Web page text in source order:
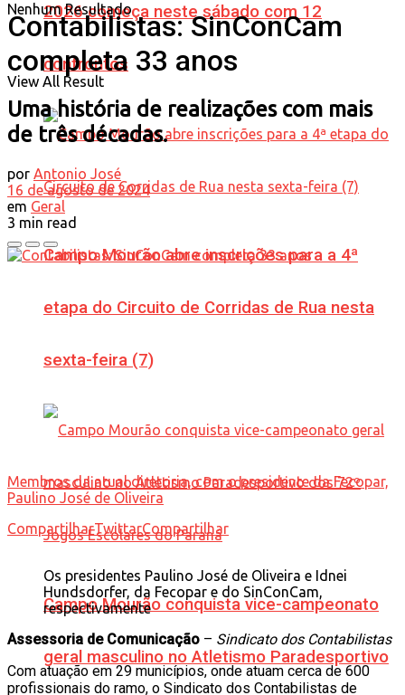
2026 começa neste sábado com 12
confrontos
Campo Mourão abre inscrições para a 4ª
etapa do Circuito de Corridas de Rua nesta
sexta-feira (7)
Campo Mourão conquista vice-campeonato
geral masculino no Atletismo Paradesportivo
Nenhum Resultado
View All Result
Contabilistas: SinConCam
completa 33 anos
Uma história de realizações com mais
de três décadas.
por Antonio José
16 de agosto de 2024
em Geral
3 min read
Membros da atual diretoria, com o presidente da Fecopar,
Paulino José de Oliveira
CompartilharTwittarCompartilhar
Os presidentes Paulino José de Oliveira e Idnei
Hundsdorfer, da Fecopar e do SinConCam,
respectivamente
Assessoria de Comunicação – Sindicato dos Contabilistas
Com atuação em 29 municípios, onde atuam cerca de 600
profissionais do ramo, o Sindicato dos Contabilistas de